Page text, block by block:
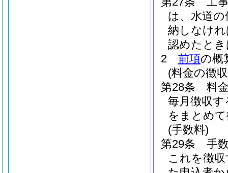
は、水道
納しなけ
認めたと
2
前項の概
(料金の徴
第28条
料
毎月徴収す
をまとめ
(手数料)
第29条
手
これを徴